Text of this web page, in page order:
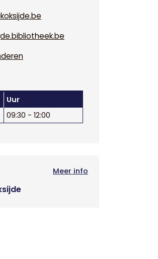
Uur
09:30 - 12:00
Meer info